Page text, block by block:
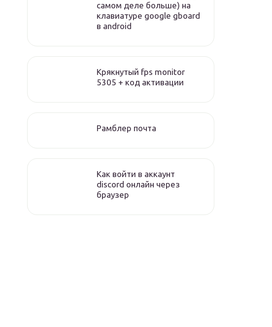
самом деле больше) на
клавиатуре google gboard
в android
Крякнутый fps monitor
5305 + код активации
Рамблер почта
Как войти в аккаунт
discord онлайн через
браузер